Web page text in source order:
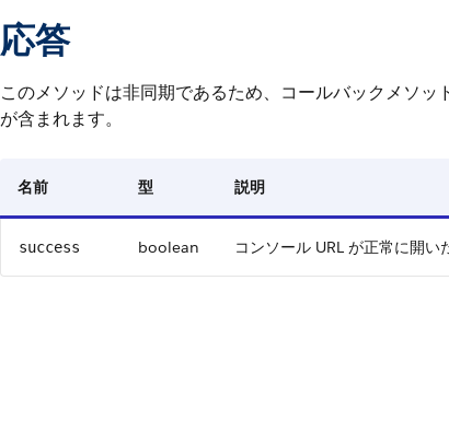
応答
このメソッドは非同期であるため、コールバックメソ
が含まれます。
名前 型 説明
success boolean コンソール URL が正常に開い